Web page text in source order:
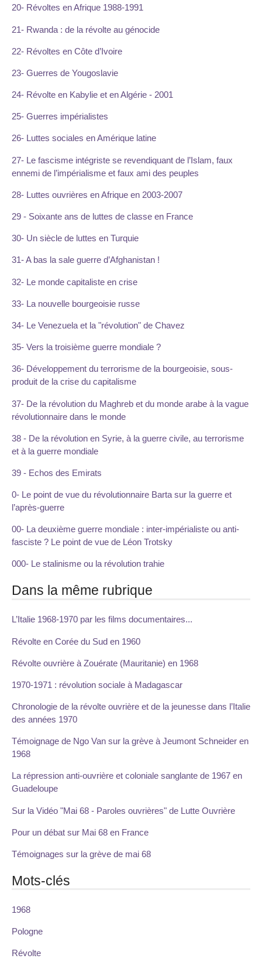
20- Révoltes en Afrique 1988-1991
21- Rwanda : de la révolte au génocide
22- Révoltes en Côte d’Ivoire
23- Guerres de Yougoslavie
24- Révolte en Kabylie et en Algérie - 2001
25- Guerres impérialistes
26- Luttes sociales en Amérique latine
27- Le fascisme intégriste se revendiquant de l’Islam, faux
ennemi de l’impérialisme et faux ami des peuples
28- Luttes ouvrières en Afrique en 2003-2007
29 - Soixante ans de luttes de classe en France
30- Un siècle de luttes en Turquie
31- A bas la sale guerre d’Afghanistan !
32- Le monde capitaliste en crise
33- La nouvelle bourgeoisie russe
34- Le Venezuela et la "révolution" de Chavez
35- Vers la troisième guerre mondiale ?
36- Développement du terrorisme de la bourgeoisie, sous-
produit de la crise du capitalisme
37- De la révolution du Maghreb et du monde arabe à la vague
révolutionnaire dans le monde
38 - De la révolution en Syrie, à la guerre civile, au terrorisme
et à la guerre mondiale
39 - Echos des Emirats
0- Le point de vue du révolutionnaire Barta sur la guerre et
l’après-guerre
00- La deuxième guerre mondiale : inter-impérialiste ou anti-
fasciste ? Le point de vue de Léon Trotsky
000- Le stalinisme ou la révolution trahie
Dans la même rubrique
L’Italie 1968-1970 par les films documentaires...
Révolte en Corée du Sud en 1960
Révolte ouvrière à Zouérate (Mauritanie) en 1968
1970-1971 : révolution sociale à Madagascar
Chronologie de la révolte ouvrière et de la jeunesse dans l’Italie
des années 1970
Témoignage de Ngo Van sur la grève à Jeumont Schneider en
1968
La répression anti-ouvrière et coloniale sanglante de 1967 en
Guadeloupe
Sur la Vidéo "Mai 68 - Paroles ouvrières" de Lutte Ouvrière
Pour un débat sur Mai 68 en France
Témoignages sur la grève de mai 68
Mots-clés
1968
Pologne
Révolte